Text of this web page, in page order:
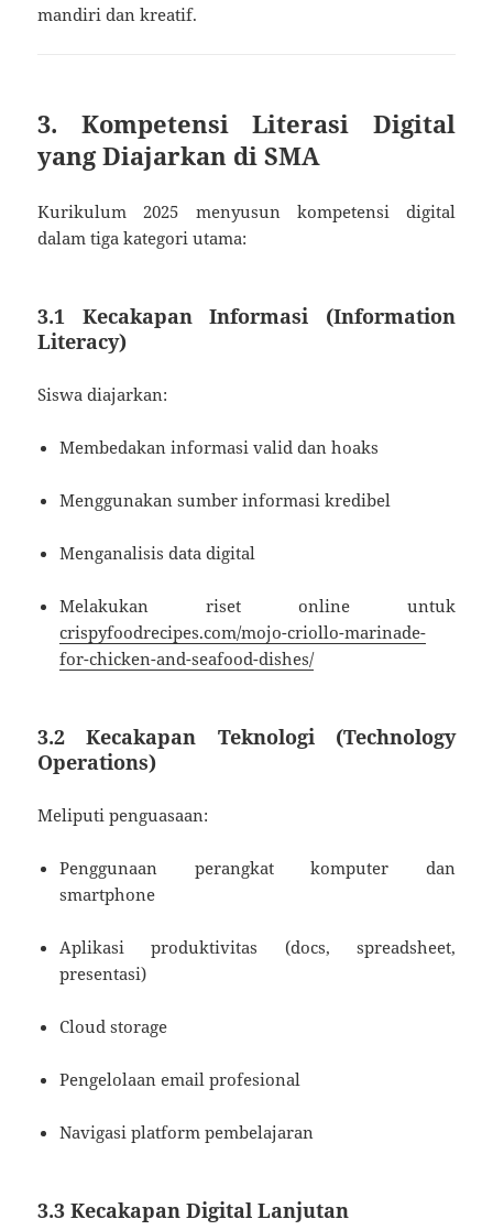
mandiri dan kreatif.
3. Kompetensi Literasi Digital
yang Diajarkan di SMA
Kurikulum 2025 menyusun kompetensi digital
dalam tiga kategori utama:
3.1 Kecakapan Informasi (Information
Literacy)
Siswa diajarkan:
Membedakan informasi valid dan hoaks
Menggunakan sumber informasi kredibel
Menganalisis data digital
Melakukan riset online untuk
crispyfoodrecipes.com/mojo-criollo-marinade-
for-chicken-and-seafood-dishes/
3.2 Kecakapan Teknologi (Technology
Operations)
Meliputi penguasaan:
Penggunaan perangkat komputer dan
smartphone
Aplikasi produktivitas (docs, spreadsheet,
presentasi)
Cloud storage
Pengelolaan email profesional
Navigasi platform pembelajaran
3.3 Kecakapan Digital Lanjutan